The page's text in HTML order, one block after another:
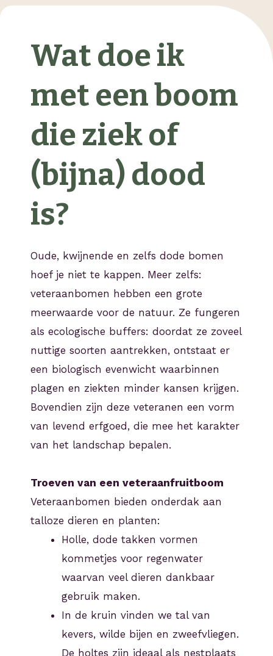
Wat doe ik
met een boom
die ziek of
(bijna) dood
is?
Oude, kwijnende en zelfs dode bomen
hoef je niet te kappen. Meer zelfs:
veteraanbomen hebben een grote
meerwaarde voor de natuur. Ze fungeren
als ecologische buffers: doordat ze zoveel
nuttige soorten aantrekken, ontstaat er
een biologisch evenwicht waarbinnen
plagen en ziekten minder kansen krijgen.
Bovendien zijn deze veteranen een vorm
van levend erfgoed, die mee het karakter
van het landschap bepalen.
Troeven van een veteraanfruitboom
Veteraanbomen bieden onderdak aan
talloze dieren en planten:
Holle, dode takken vormen
kommetjes voor regenwater
waarvan veel dieren dankbaar
gebruik maken.
In de kruin vinden we tal van
kevers, wilde bijen en zweefvliegen.
De holtes zijn ideaal als nestplaats